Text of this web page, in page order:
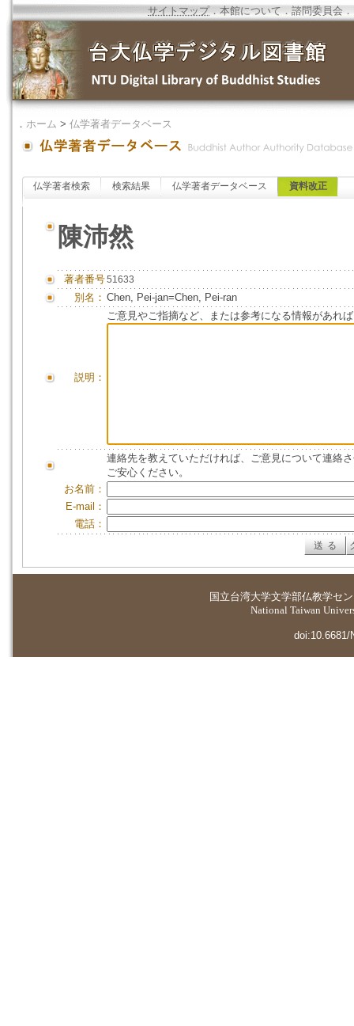
サイトマップ．本館について ．諮問委員会 ．
． ホーム > 仏学著者データベース
仏学著者検索 検索結果 仏学著者データベース 資料改正
陳沛然
著者番号51633
別名： Chen, Pei-jan=Chen, Pei-ran
説明：
ご意見やご指摘など、または参考になる情報があれ
連絡先を教えていただければ、ご意見について連絡
ご安心ください。
お名前：
E-mail：
電話：
国立台湾大学文学部仏教学セ
National Taiwan
doi:10.6681/